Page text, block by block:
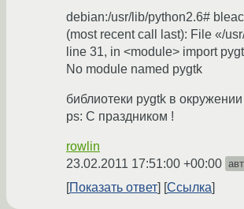
debian:/usr/lib/python2.6#
(most recent call last): File «/
line 31, in <module> import
No module named pygtk
библиотеки pygtk в
ps: C праздником !
rowlin
23.02.2011 17:51:00 +00:00
Показать ответ Ссылка